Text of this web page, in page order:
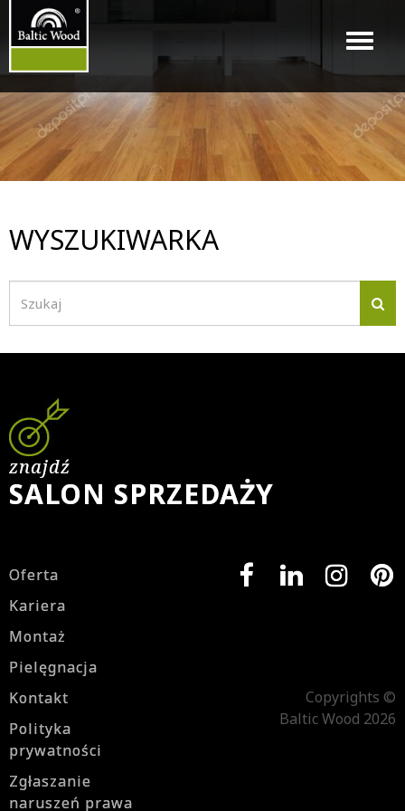
Menu
WYSZUKIWARKA
znajdź
SALON SPRZEDAŻY
Oferta
Kariera
Montaż
Pielęgnacja
Kontakt
Polityka
prywatności
Zgłaszanie
naruszeń prawa
Copyrights ©
Baltic Wood 2026